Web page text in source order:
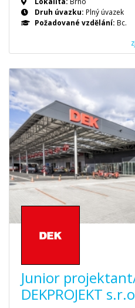
Druh úvazku: Plný úvazek
Požadované vzdělání: Bc.
Junior
DEKPROJEKT